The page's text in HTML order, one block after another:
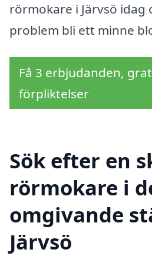
rörmokare i Järvsö idag
problem bli ett minne
Få 3 erbjudanden,
förpliktelser
Sök efter en
rörmokare i
omgivande
Järvsö